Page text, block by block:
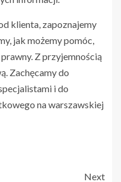
klienta, zapoznajemy
jak możemy pomóc,
Z przyjemnością
Zachęcamy do
i do
na warszawskiej
Next